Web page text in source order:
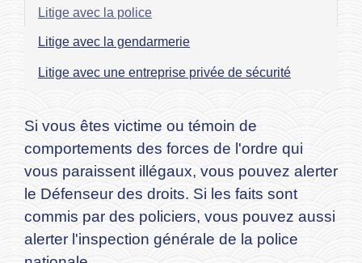
Litige avec la police
Litige avec la gendarmerie
Litige avec une entreprise privée de sécurité
Si vous êtes victime ou témoin de
comportements des forces de l'ordre qui
vous paraissent illégaux, vous pouvez alerter
le Défenseur des droits. Si les faits sont
commis par des policiers, vous pouvez aussi
alerter l'inspection générale de la police